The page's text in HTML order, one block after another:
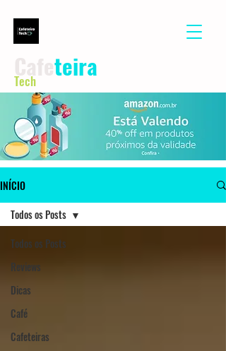
teira
Tech
INÍCIO
Todos os Posts
Reviews
Dicas
Café
Cafeteiras
Todos os Posts